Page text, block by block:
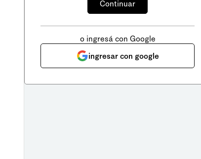
o ingresá con Google
ingresar con google